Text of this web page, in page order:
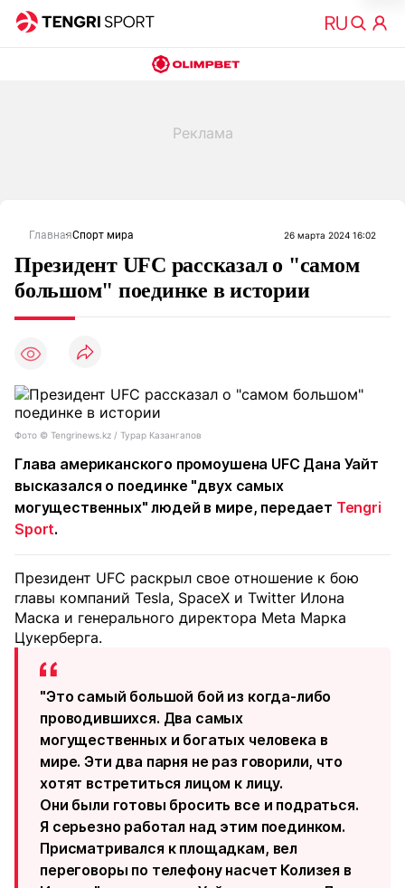
ГлавнаяСпорт мира 26 марта 2024 16:02
Президент UFC рассказал о "самом
большом" поединке в истории
Фото ©️ Tengrinews.kz / Турар Казангапов
Глава американского промоушена UFC Дана Уайт
высказался о поединке "двух самых
могущественных" людей в мире, передает Tengri
Sport.
Президент UFC раскрыл свое отношение к бою
главы компаний Tesla, SpaceX и Twitter Илона
Маска и генерального директора Meta Марка
Цукерберга.
"Это самый большой бой из когда-либо
проводившихся. Два самых
могущественных и богатых человека в
мире. Эти два парня не раз говорили, что
хотят встретиться лицом к лицу.
Они были готовы бросить все и подраться.
Я серьезно работал над этим поединком.
Присматривался к площадкам, вел
переговоры по телефону насчет Колизея в